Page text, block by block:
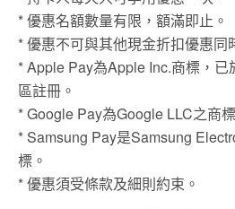
* 優惠名額數量有限，額滿即止。
* 優惠不可與其他現金折扣優惠同
* Apple Pay為Apple Inc.商標，
區註冊。
* Google Pay為Google LLC之商
* Samsung Pay是Samsung
標。
* 優惠須受條款及細則約束。